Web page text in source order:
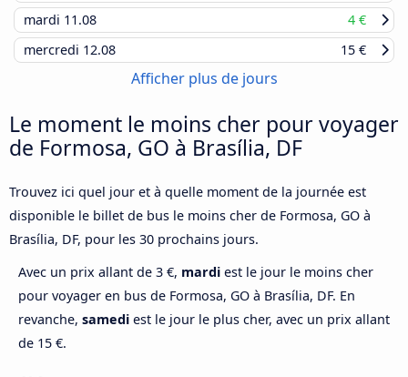
mardi 11.08
4 €
mercredi 12.08 15 €
Afficher plus de jours
Le moment le moins cher pour voyager
de Formosa, GO à Brasília, DF
Trouvez ici quel jour et à quelle moment de la journée est
disponible le billet de bus le moins cher de Formosa, GO à
Brasília, DF, pour les 30 prochains jours.
Avec un prix allant de 3 €, mardi est le jour le moins cher
pour voyager en bus de Formosa, GO à Brasília, DF. En
revanche, samedi est le jour le plus cher, avec un prix allant
de 15 €.